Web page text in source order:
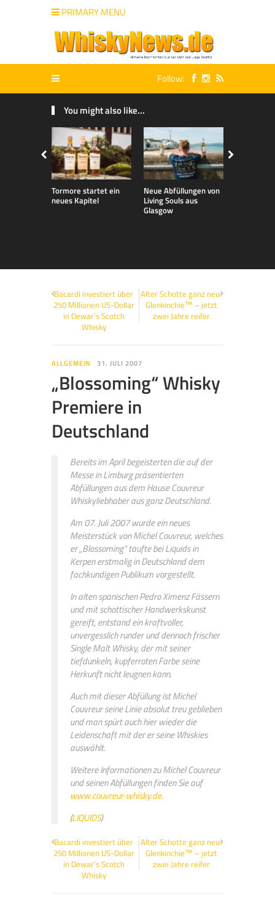
PRIMARY MENU
Follow:
You might also like...
Tormore startet ein
neues Kapitel
Neue Abfüllungen von
Living Souls aus
Glasgow
Bacardi investiert über
250 Millionen US-Dollar
in Dewar’s Scotch
Whisky
Alter Schotte ganz neu:
Glenkinchie™ – jetzt
zwei Jahre reifer
ALLGEMEIN 31. JULI 2007
„Blossoming“ Whisky
Premiere in
Deutschland
Bereits im April begeisterten die auf der
Messe in Limburg präsentierten
Abfüllungen aus dem Hause Couvreur
Whiskyliebhaber aus ganz Deutschland.
Am 07. Juli 2007 wurde ein neues
Meisterstück von Michel Couvreur, welches
er „Blossoming“ taufte bei Liquids in
Kerpen erstmalig in Deutschland dem
fachkundigen Publikum vorgestellt.
In alten spanischen Pedro Ximenz Fässern
und mit schottischer Handwerkskunst
gereift, entstand ein kraftvoller,
unvergesslich runder und dennoch frischer
Single Malt Whisky, der mit seiner
tiefdunkeln, kupferroten Farbe seine
Herkunft nicht leugnen kann.
Auch mit dieser Abfüllung ist Michel
Couvreur seine Linie absolut treu geblieben
und man spürt auch hier wieder die
Leidenschaft mit der er seine Whiskies
auswählt.
Weitere Informationen zu Michel Couvreur
und seinen Abfüllungen finden Sie auf
www.couvreur-whisky.de.
(LIQUIDS)
Bacardi investiert über
250 Millionen US-Dollar
in Dewar’s Scotch
Whisky
Alter Schotte ganz neu:
Glenkinchie™ – jetzt
zwei Jahre reifer